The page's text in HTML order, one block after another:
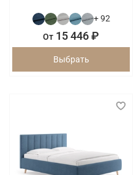
+ 92
От 15 446 ₽
Выбрать